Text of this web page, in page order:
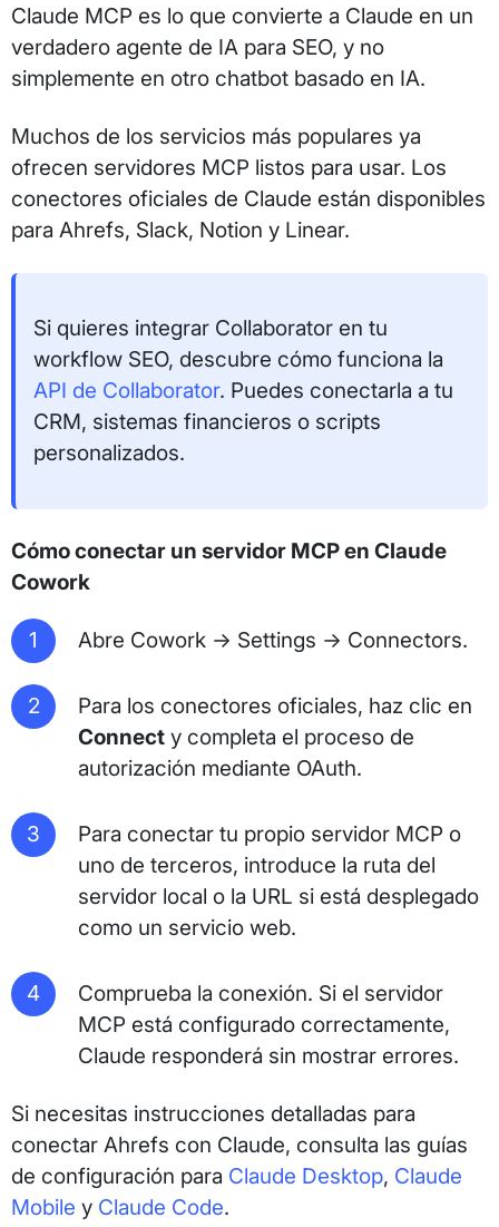
Claude MCP es lo que convierte a Claude en un
verdadero agente de IA para SEO, y no
simplemente en otro chatbot basado en IA.
Muchos de los servicios más populares ya
ofrecen servidores MCP listos para usar. Los
conectores oficiales de Claude están disponibles
para Ahrefs, Slack, Notion y Linear.
Si quieres integrar Collaborator en tu
workflow SEO, descubre cómo funciona la
API de Collaborator. Puedes conectarla a tu
CRM, sistemas financieros o scripts
personalizados.
Cómo conectar un servidor MCP en Claude
Cowork
Abre Cowork → Settings → Connectors.
Para los conectores oficiales, haz clic en
Connect y completa el proceso de
autorización mediante OAuth.
Para conectar tu propio servidor MCP o
uno de terceros, introduce la ruta del
servidor local o la URL si está desplegado
como un servicio web.
Comprueba la conexión. Si el servidor
MCP está configurado correctamente,
Claude responderá sin mostrar errores.
Si necesitas instrucciones detalladas para
conectar Ahrefs con Claude, consulta las guías
de configuración para Claude Desktop, Claude
Mobile y Claude Code.